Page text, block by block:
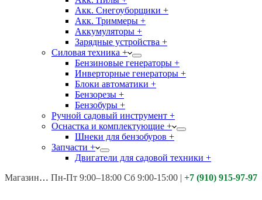
Акк. Снегоуборщики +
Акк. Триммеры +
Аккумуляторы +
Зарядные устройства +
Силовая техника +
Бензиновые генераторы +
Инверторные генераторы +
Блоки автоматики +
Бензорезы +
Бензобуры +
Ручной садовый инструмент +
Оснастка и комплектующие +
Шнеки для бензобуров +
Запчасти +
Двигатели для садовой техники +
Магазины: Калуга ул. Московская д.113
Пн-Пт 9:00–18:00 Сб 9:00-15:00 | +7 (910) 915-97-97